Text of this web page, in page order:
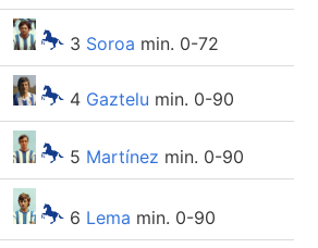
3 Soroa min. 0-72
4 Gaztelu min. 0-90
5 Martínez min. 0-90
6 Lema min. 0-90